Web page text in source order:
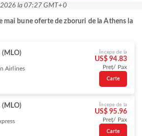
la 07:27 GMT+0
mai bune oferte de zboruri de la Athens la
(MLO)
Airlines
Începe de la
US$ 94.83
Preț/ Pax
Carte
(MLO) Începe de la
US$ 95.96
Preț/ Pax
Carte